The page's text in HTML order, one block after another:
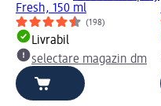
Fresh, 150 ml
(198)
Livrabil
selectare magazin dm